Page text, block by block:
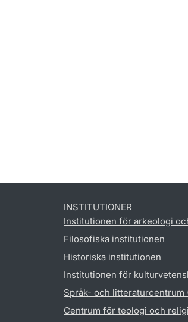
INSTITUTIONER
Institutionen för arkeologi
Filosofiska institutionen
Historiska institutionen
Institutionen för
Språk- och litteraturcentrum
Centrum för teologi och